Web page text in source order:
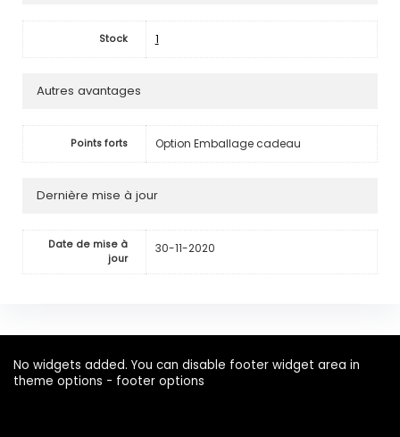
Stock 1
Autres avantages
Points forts Option Emballage cadeau
Dernière mise à jour
Date de mise à
jour
30-11-2020
No widgets added. You can disable footer widget area in
theme options - footer options